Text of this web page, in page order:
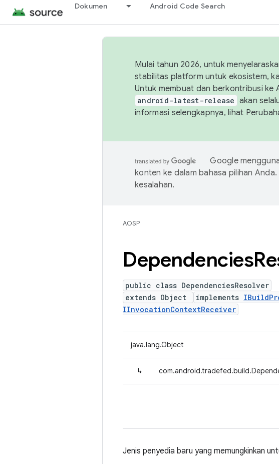
Dokumen Android Code Search
Mulai tahun 2026, untuk
stabilitas platform untuk ekosistem,
Untuk membuat dan berkontribusi ke
android-latest-release akan
informasi selengkapnya, lihat
Google
konten ke dalam bahasa pilihan
kesalahan.
AOSP
Dependencies
public class DependenciesResolver
extends Object
implements
IInvocationContextReceiver
java.lang.Object
↳
Jenis penyedia baru yang memungkinkan